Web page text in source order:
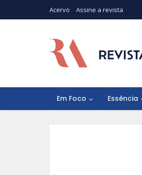
Acervo Assine a revista
Em Foco Essência